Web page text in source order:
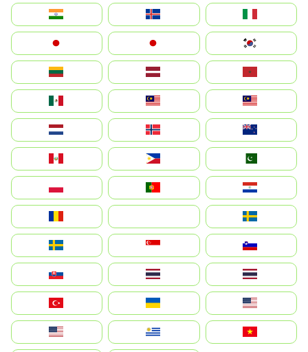
India
Ísland
Italia
Japan
日本
대한민국
Lietuva
Latvija
Maroc
México
Malaysia (MS)
Malaysia
Nederland
Norge
New Zealand
Perú
Philippines
Pakistan
Polska
Portugal
Paraguay
România
На русском
Sweden
Sverige
Singapore
Slovenija
Slovensko
Thailand
ไทย
Türkiye
Україна
United States
Estados Unidos
Uruguay
Việt Nam